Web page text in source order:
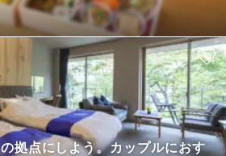
の拠点にしよう。カップルにおす